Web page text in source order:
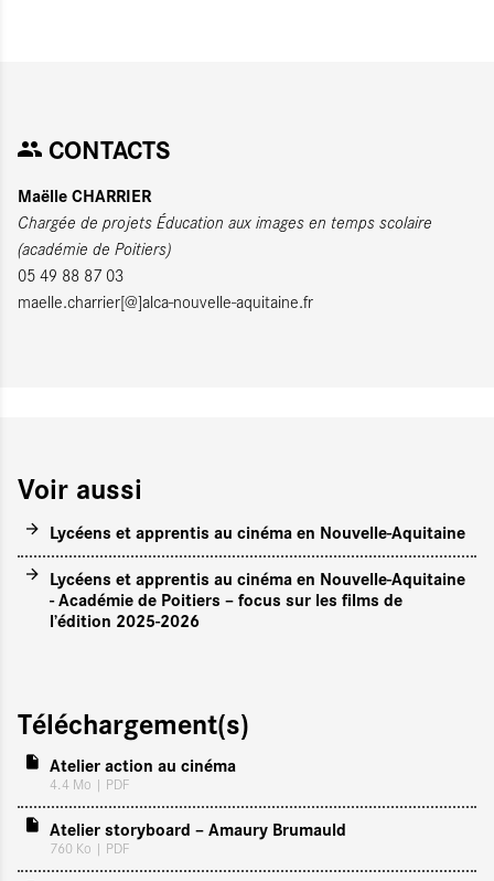
CONTACTS
Maëlle CHARRIER
Chargée de projets Éducation aux images en temps scolaire
(académie de Poitiers)
05 49 88 87 03
maelle.charrier[@]alca-nouvelle-aquitaine.fr
Voir aussi
Lycéens et apprentis au cinéma en Nouvelle-Aquitaine
Lycéens et apprentis au cinéma en Nouvelle-Aquitaine
- Académie de Poitiers – focus sur les films de
l’édition 2025-2026
Téléchargement(s)
Atelier action au cinéma
4.4 Mo | PDF
Atelier storyboard – Amaury Brumauld
760 Ko | PDF